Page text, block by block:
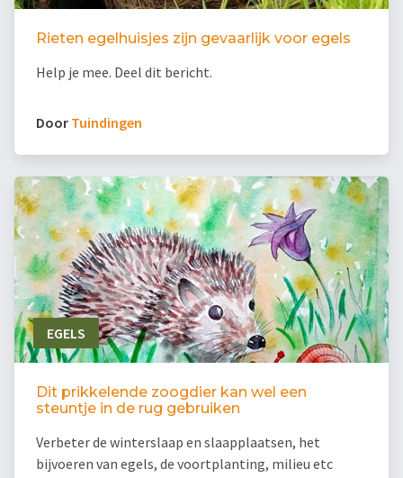
Rieten egelhuisjes zijn gevaarlijk voor egels
Help je mee. Deel dit bericht.
Door Tuindingen
EGELS
Dit prikkelende zoogdier kan wel een
steuntje in de rug gebruiken
Verbeter de winterslaap en slaapplaatsen, het
bijvoeren van egels, de voortplanting, milieu etc